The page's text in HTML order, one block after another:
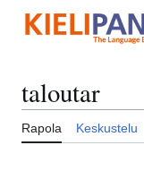
sisältöön
taloutar
Rapola Keskustelu